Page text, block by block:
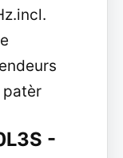
patèr
-